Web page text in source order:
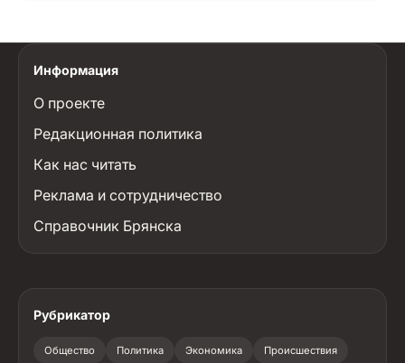
Информация
О проекте
Редакционная политика
Как нас читать
Реклама и сотрудничество
Справочник Брянска
Рубрикатор
Общество Политика Экономика Происшествия